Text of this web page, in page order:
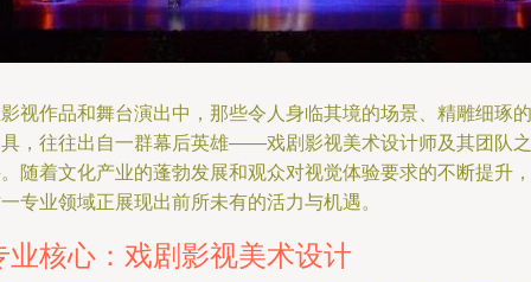
视作品和舞台演出中，那些令人身临其境的场景、精雕细琢的
，往往出自一群幕后英雄——戏剧影视美术设计师及其团队之
随着文化产业的蓬勃发展和观众对视觉体验要求的不断提升，
专业领域正展现出前所未有的活力与机遇。
业核心：戏剧影视美术设计